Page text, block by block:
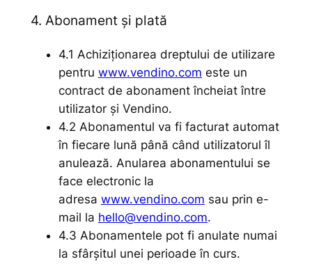
4. Abonament și plată
4.1 Achiziționarea dreptului de utilizare
pentru www.vendino.com este un
contract de abonament încheiat între
utilizator și Vendino.
4.2 Abonamentul va fi facturat automat
în fiecare lună până când utilizatorul îl
anulează. Anularea abonamentului se
face electronic la
adresa www.vendino.com sau prin e-
mail la hello@vendino.com.
4.3 Abonamentele pot fi anulate numai
la sfârșitul unei perioade în curs.